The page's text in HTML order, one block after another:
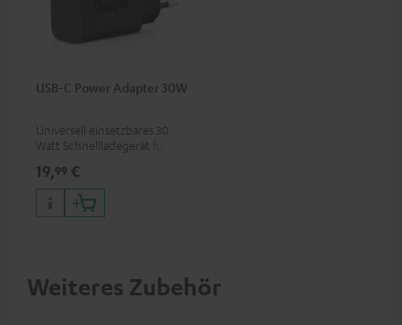
USB-C Power Adapter 30W
Universell einsetzbares 30
Watt Schnellladegerät für
Apple iPhones, Android
Smartphones, Tablets und
Geräte mit USB-C-Anschluss
19,99 €
Weiteres Zubehör